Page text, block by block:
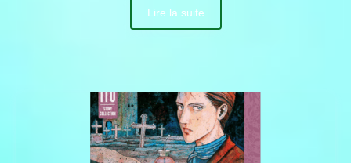
Lire la suite